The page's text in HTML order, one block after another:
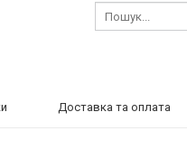
Доставка та оплата